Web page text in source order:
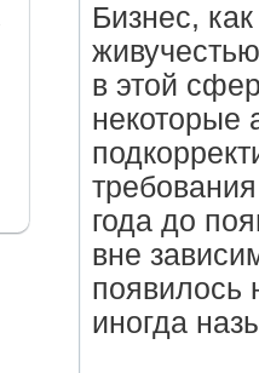
Бизнес,
в этой
некоторые
года до
вне
появилось
иногда